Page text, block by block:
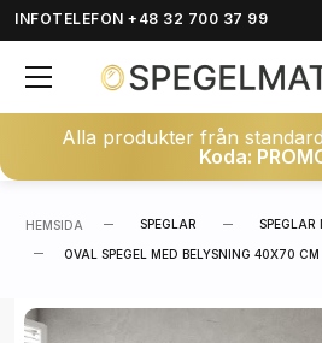
INFOTELEFON +48 32 700 37 99
Alla produkter från
Koda:
HEMSIDA SPEGLAR SPEGLAR
OVAL SPEGEL MED BELYSNING 40X70 CM